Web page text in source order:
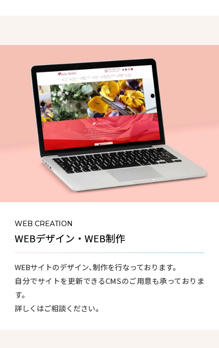
WEB CREATION
WEBデザイン・ WEB制作
WEBサイトのデザイン､制作を行なっております。
自分でサイトを更新できるCMSのご用意も承っておりま
す。
詳しくはご相談ください。